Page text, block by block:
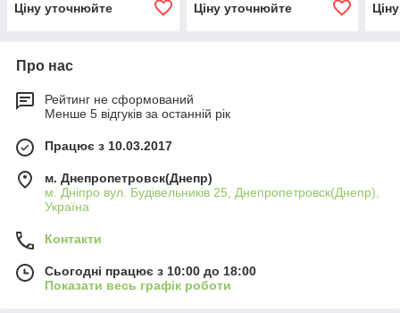
Ціну уточнюйте Ціну уточнюйте
Про нас
Рейтинг не сформований
Менше 5 відгуків за останній рік
Працює з 10.03.2017
м. Днепропетровск(Днепр)
м. Дніпро вул. Будівельників 25, Днепропетровск(Днепр),
Україна
Контакти
Сьогодні працює з 10:00 до 18:00
Показати весь графік роботи